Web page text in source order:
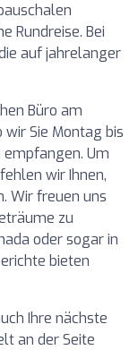
Rundreise. Bei
auf jahrelanger
Büro am
wir Sie Montag bis
empfangen. Um
wir Ihnen,
Wir freuen uns
zu
oder sogar in
bieten
Ihre nächste
an der Seite